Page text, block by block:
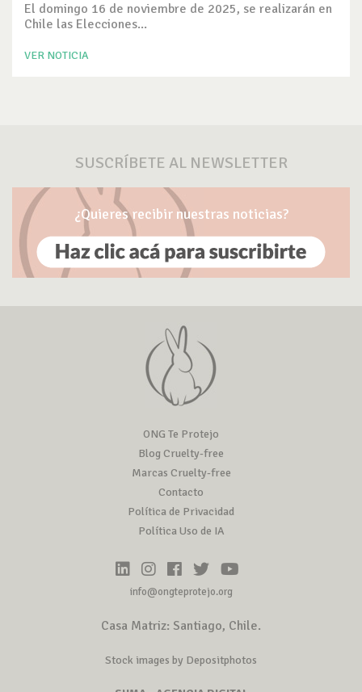
El domingo 16 de noviembre de 2025, se realizarán en
Chile las Elecciones...
VER NOTICIA
SUSCRÍBETE AL NEWSLETTER
¿Quieres recibir nuestras noticias?
ONG Te Protejo
Blog Cruelty-free
Marcas Cruelty-free
Contacto
Política de Privacidad
Política Uso de IA
info@ongteprotejo.org
Casa Matriz: Santiago, Chile.
Stock images by Depositphotos